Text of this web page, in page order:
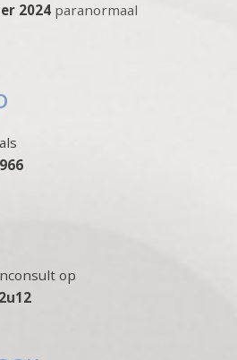
2024 paranormaal
op